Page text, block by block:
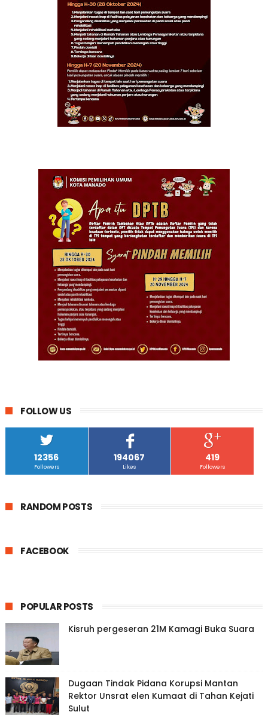
FOLLOW US
12356
Followers
194067
Likes
419
Followers
RANDOM POSTS
FACEBOOK
POPULAR POSTS
Kisruh pergeseran 21M Kamagi Buka Suara
Dugaan Tindak Pidana Korupsi Mantan
Rektor Unsrat elen Kumaat di Tahan Kejati
Sulut